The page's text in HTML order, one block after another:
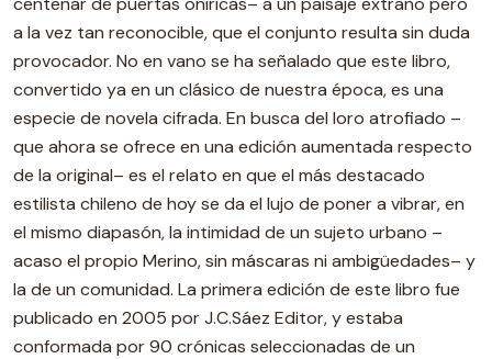
a la vez tan reconocible, que el conjunto resulta sin duda
provocador. No en vano se ha señalado que este libro,
convertido ya en un clásico de nuestra época, es una
especie de novela cifrada. En busca del loro atrofiado –
que ahora se ofrece en una edición aumentada respecto
de la original– es el relato en que el más destacado
estilista chileno de hoy se da el lujo de poner a vibrar, en
el mismo diapasón, la intimidad de un sujeto urbano –
acaso el propio Merino, sin máscaras ni ambigüedades– y
la de un comunidad. La primera edición de este libro fue
publicado en 2005 por J.C.Sáez Editor, y estaba
conformada por 90 crónicas seleccionadas de un